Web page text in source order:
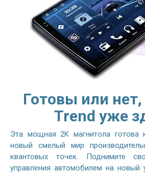
Готовы или нет,
Trend уже
Эта мощная 2K магнитола
новый смелый мир
квантовых точек. Поднимите
управления автомобилем на